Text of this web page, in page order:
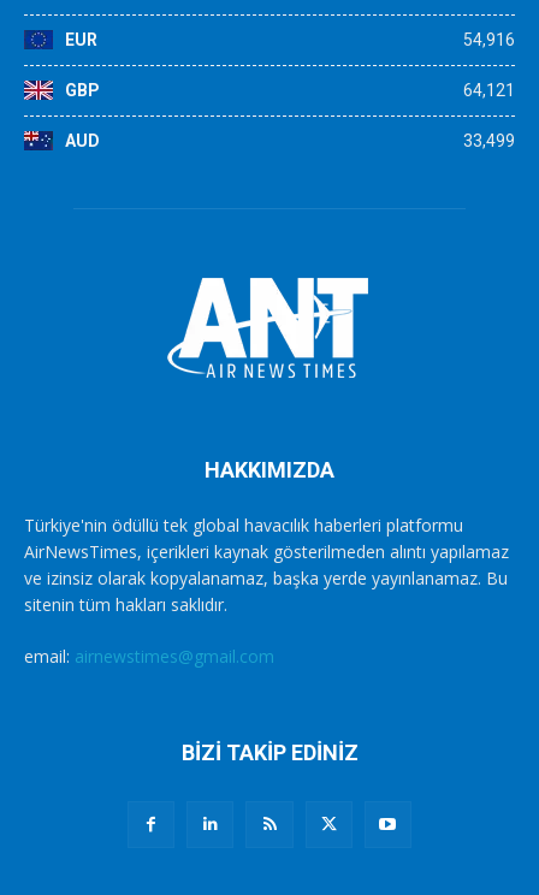
EUR 54,916
GBP 64,121
AUD 33,499
HAKKIMIZDA
Türkiye'nin ödüllü tek global havacılık haberleri platformu
AirNewsTimes, içerikleri kaynak gösterilmeden alıntı yapılamaz
ve izinsiz olarak kopyalanamaz, başka yerde yayınlanamaz. Bu
sitenin tüm hakları saklıdır.
email: airnewstimes@gmail.com
BİZİ TAKİP EDİNİZ